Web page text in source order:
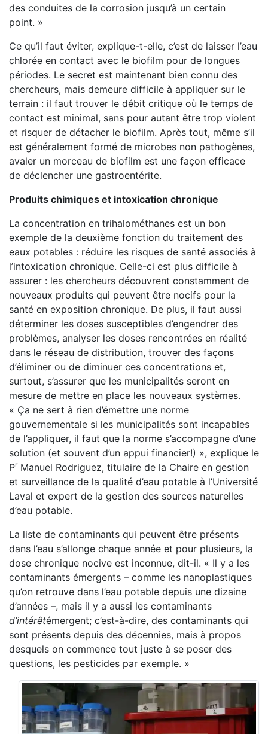
des conduites de la corrosion jusqu’à un certain
point. »
Ce qu’il faut éviter, explique-t-elle, c’est de laisser l’eau
chlorée en contact avec le biofilm pour de longues
périodes. Le secret est maintenant bien connu des
chercheurs, mais demeure difficile à appliquer sur le
terrain : il faut trouver le débit critique où le temps de
contact est minimal, sans pour autant être trop violent
et risquer de détacher le biofilm. Après tout, même s’il
est généralement formé de microbes non pathogènes,
avaler un morceau de biofilm est une façon efficace
de déclencher une gastroentérite.
Produits chimiques et intoxication chronique
La concentration en trihalométhanes est un bon
exemple de la deuxième fonction du traitement des
eaux potables : réduire les risques de santé associés à
l’intoxication chronique. Celle-ci est plus difficile à
assurer : les chercheurs découvrent constamment de
nouveaux produits qui peuvent être nocifs pour la
santé en exposition chronique. De plus, il faut aussi
déterminer les doses susceptibles d’engendrer des
problèmes, analyser les doses rencontrées en réalité
dans le réseau de distribution, trouver des façons
d’éliminer ou de diminuer ces concentrations et,
surtout, s’assurer que les municipalités seront en
mesure de mettre en place les nouveaux systèmes.
« Ça ne sert à rien d’émettre une norme
gouvernementale si les municipalités sont incapables
de l’appliquer, il faut que la norme s’accompagne d’une
solution (et souvent d’un appui financier!) », explique le
PrManuel Rodriguez, titulaire de la Chaire en gestion
et surveillance de la qualité d’eau potable à l’Université
Laval et expert de la gestion des sources naturelles
d’eau potable.
La liste de contaminants qui peuvent être présents
dans l’eau s’allonge chaque année et pour plusieurs, la
dose chronique nocive est inconnue, dit-il. « Il y a les
contaminants émergents – comme les nanoplastiques
qu’on retrouve dans l’eau potable depuis une dizaine
d’années –, mais il y a aussi les contaminants
d’intérêtémergent; c’est-à-dire, des contaminants qui
sont présents depuis des décennies, mais à propos
desquels on commence tout juste à se poser des
questions, les pesticides par exemple. »